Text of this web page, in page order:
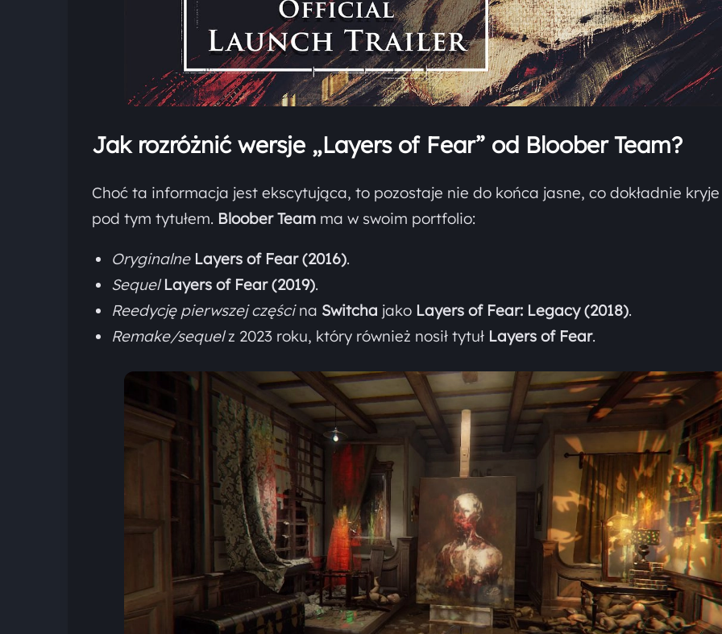
Jak rozróżnić wersje „Layers of Fear” od Bloober Team?
Choć ta informacja jest ekscytująca, to pozostaje nie do końca jasne, co dokładnie
pod tym tytułem. Bloober Team ma w swoim portfolio:
Oryginalne Layers of Fear (2016).
Sequel Layers of Fear (2019).
Reedycję pierwszej częścina Switcha jako Layers of Fear: Legacy (2018).
Remake/sequelz 2023 roku, który również nosił tytuł Layers of Fear.